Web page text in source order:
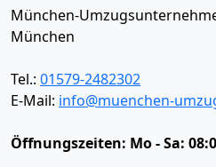
München-
München
Tel.: 01579-2482302
E-Mail: info@muenchen-
Öffnungszeiten: Mo - Sa: